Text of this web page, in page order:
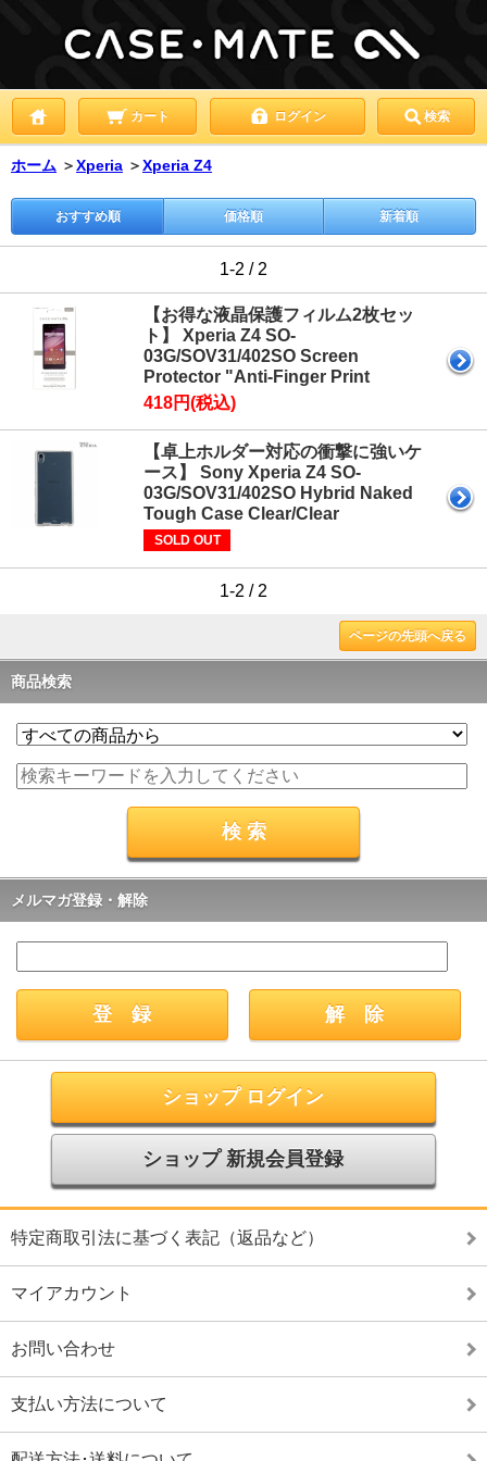
カート ログイン 検索
ホーム ＞Xperia ＞Xperia Z4
おすすめ順 価格順 新着順
1-2 / 2
【お得な液晶保護フィルム2枚セッ
ト】 Xperia Z4 SO-
03G/SOV31/402SO Screen
Protector "Anti-Finger Print
418円(税込)
【卓上ホルダー対応の衝撃に強いケ
ース】 Sony Xperia Z4 SO-
03G/SOV31/402SO Hybrid Naked
Tough Case Clear/Clear
SOLD OUT
1-2 / 2
ページの先頭へ戻る
商品検索
メルマガ登録・解除
ショップ ログイン
ショップ 新規会員登録
特定商取引法に基づく表記（返品など）
マイアカウント
お問い合わせ
支払い方法について